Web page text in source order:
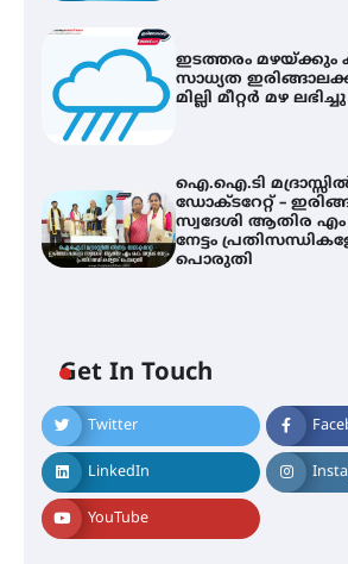
ഇടത്തരം മഴയ്ക്കും
സാധ്യത
മില്ലി മീറ്റർ മഴ ലഭിച്ചു
ഐ.ഐ.ടി മദ്രാസ്സിൽ
ഡോക്ടറേറ്റ് –
സ്വദേശി ആതിര
നേട്ടം
പൊരുതി
Get In Touch
Twitter
LinkedIn
YouTube
സർഗ്ഗസാഹിതി-
2026 കവിതാ ചർച്ച
ബാലൻ ഹാളിൽ 16ന്